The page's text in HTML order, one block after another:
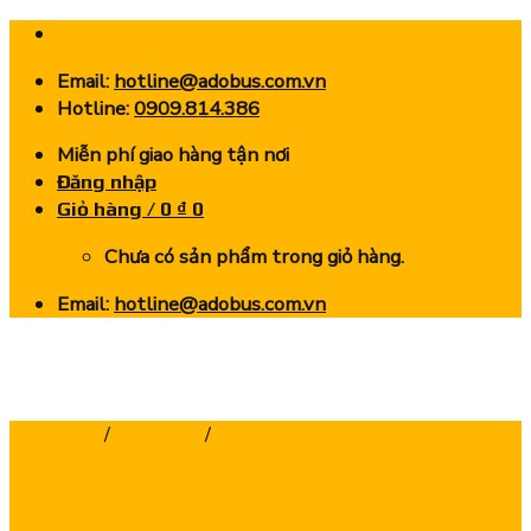
Skip
contentEmail: hotline@adobus.com.vn
Hotline:0909.814.386
Miễn phí giao hàng tận nơi
Đăng nhập
Giỏ hàng / 0 ₫ 0
Chưa có sản phẩm trong giỏ hàng.
Email: hotline@adobus.com.vn
/ /